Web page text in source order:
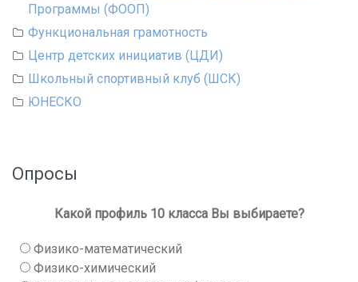
Программы (ФООП)
Функциональная грамотность
Центр детских инициатив (ЦДИ)
Школьный спортивный клуб (ШСК)
ЮНЕСКО
Опросы
Какой профиль 10 класса Вы выбираете?
Физико-математический
Физико-химический